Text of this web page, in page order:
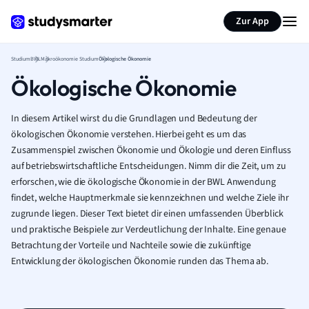
Zur App
StudiumBWLMakroökonomie StudiumÖkologische Ökonomie
Ökologische Ökonomie
In diesem Artikel wirst du die Grundlagen und Bedeutung der
ökologischen Ökonomie verstehen. Hierbei geht es um das
Zusammenspiel zwischen Ökonomie und Ökologie und deren Einfluss
auf betriebswirtschaftliche Entscheidungen. Nimm dir die Zeit, um zu
erforschen, wie die ökologische Ökonomie in der BWL Anwendung
findet, welche Hauptmerkmale sie kennzeichnen und welche Ziele ihr
zugrunde liegen. Dieser Text bietet dir einen umfassenden Überblick
und praktische Beispiele zur Verdeutlichung der Inhalte. Eine genaue
Betrachtung der Vorteile und Nachteile sowie die zukünftige
Entwicklung der ökologischen Ökonomie runden das Thema ab.